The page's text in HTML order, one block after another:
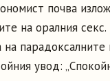
почва
на оралния
увод: